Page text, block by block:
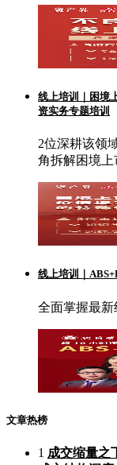
线上培训｜困境
资实务专题培训
2位深耕该领
角拆解困境上
线上培训｜
全面掌握最新
文章热榜
1 成交缩量之